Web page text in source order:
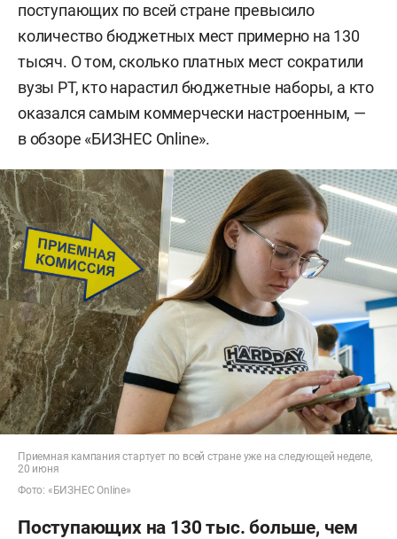
поступающих по всей стране превысило
количество бюджетных мест примерно на 130
тысяч. О том, сколько платных мест сократили
вузы РТ, кто нарастил бюджетные наборы, а кто
оказался самым коммерчески настроенным, —
в обзоре «БИЗНЕС Online».
Приемная кампания стартует по всей стране уже на следующей неделе,
20 июня
Фото: «БИЗНЕС Online»
Поступающих на 130 тыс. больше, чем